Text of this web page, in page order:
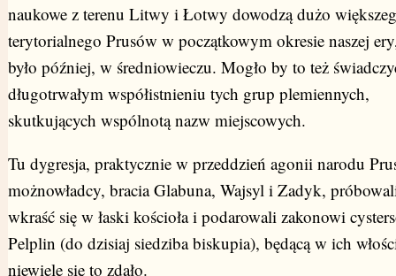
naukowe z terenu Litwy i Łotwy dowodzą dużo
terytorialnego Prusów w początkowym okresie naszej
było później, w średniowieczu. Mogło by to też
długotrwałym współistnieniu tych grup plemiennych,
skutkujących wspólnotą nazw miejscowych.
Tu dygresja, praktycznie w przeddzień agonii narodu
możnowładcy, bracia Glabuna, Wajsyl i Zadyk,
wkraść się w łaski kościoła i podarowali zakonowi
Pelplin (do dzisiaj siedziba biskupia), będącą w ich
niewiele się to zdało.